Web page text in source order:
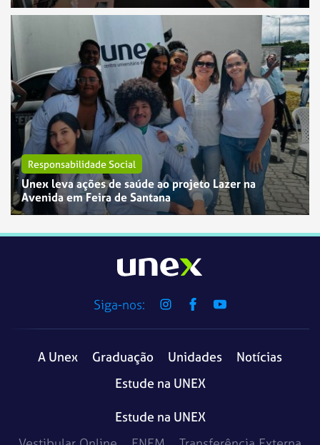
Responsabilidade Social
Unex leva ações de saúde ao projeto Lazer na
Avenida em Feira de Santana
Siga-nos:
A Unex Graduação Unidades
Notícias
Estude na UNEX
Estude na UNEX